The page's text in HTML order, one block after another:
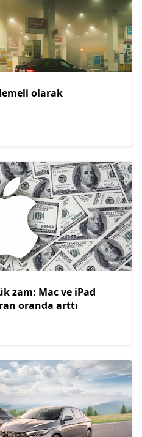
olarak
zam: Mac ve iPad
oranda arttı